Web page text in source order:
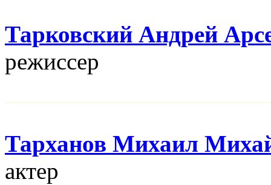
Тарковский Андрей
режисcер
Тарханов Михаил
актер